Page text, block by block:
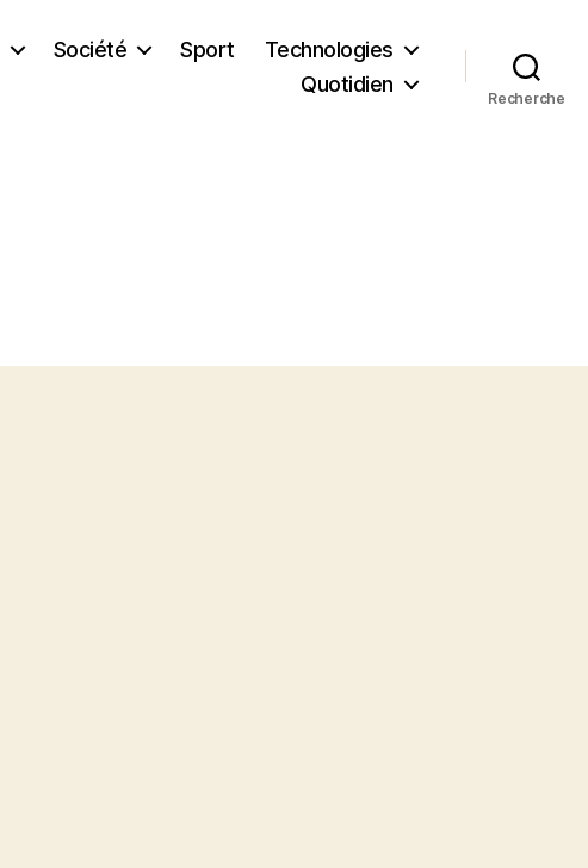
Société Sport
Technologies
Quotidien
Recherche